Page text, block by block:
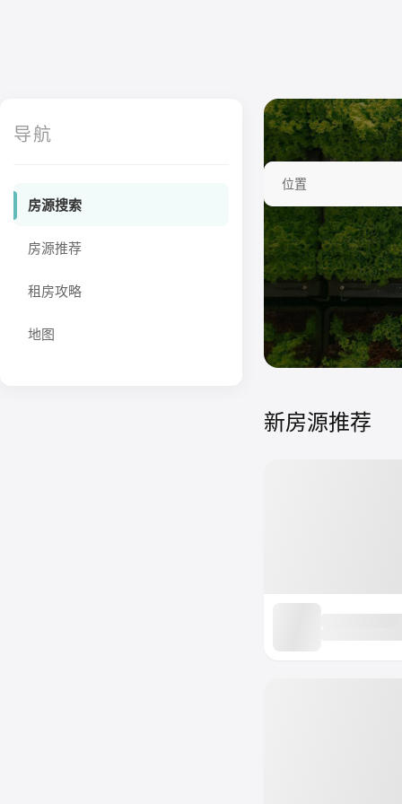
导航
房源搜索
房源推荐
租房攻略
地图
位置
新房源推荐